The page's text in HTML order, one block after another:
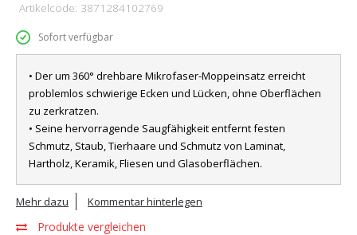
Artikelcode: 3871284102769
Sofort verfügbar
• Der um 360° drehbare Mikrofaser-Moppeinsatz erreicht
problemlos schwierige Ecken und Lücken, ohne Oberflächen
zu zerkratzen.
• Seine hervorragende Saugfähigkeit entfernt festen
Schmutz, Staub, Tierhaare und Schmutz von Laminat,
Hartholz, Keramik, Fliesen und Glasoberflächen.
Mehr dazu Kommentar hinterlegen
Produkte vergleichen